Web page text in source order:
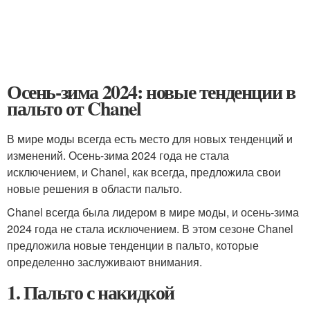
Осень-зима 2024: новые тенденции в
пальто от Chanel
В мире моды всегда есть место для новых тенденций и
изменений. Осень-зима 2024 года не стала
исключением, и Chanel, как всегда, предложила свои
новые решения в области пальто.
Chanel всегда была лидером в мире моды, и осень-зима
2024 года не стала исключением. В этом сезоне Chanel
предложила новые тенденции в пальто, которые
определенно заслуживают внимания.
1. Пальто с накидкой